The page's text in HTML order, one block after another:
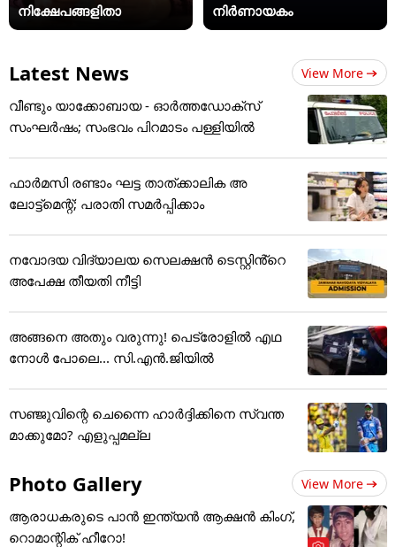
നിക്ഷേപങ്ങളിതാ
നിർണായകം
Latest News View More
വീണ്ടും യാക്കോബായ - ഓർത്തഡോക്സ്
സംഘർഷം; സംഭവം പിറമാടം പള്ളിയിൽ
ഫാർമസി രണ്ടാം ഘട്ട താത്ക്കാലിക അ
ലോട്ട്മെന്റ്; പരാതി സമർപ്പിക്കാം
നവോദയ വിദ്യാലയ സെലക്ഷൻ ടെസ്റ്റിൻ്റെ
അപേക്ഷ തീയതി നീട്ടി
അങ്ങനെ അതും വരുന്നു! പെട്രോളിൽ എഥ
നോൾ പോലെ... സി.എൻ.ജിയിൽ
സഞ്ജുവിന്റെ ചെന്നൈ ഹാര്‍ദ്ദിക്കിനെ സ്വന്ത
മാക്കുമോ? എളുപ്പമല്ല
Photo Gallery View More
ആരാധകരുടെ പാൻ ഇന്ത്യൻ ആക്ഷൻ കിംഗ്,
റൊമാന്റിക് ഹീറോ!